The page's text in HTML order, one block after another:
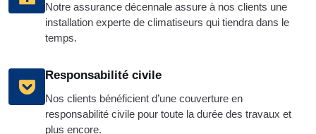
Notre assurance décennale assure à nos clients une
installation experte de climatiseurs qui tiendra dans le
temps.
Responsabilité civile
Nos clients bénéficient d’une couverture en
responsabilité civile pour toute la durée des travaux et
plus encore.